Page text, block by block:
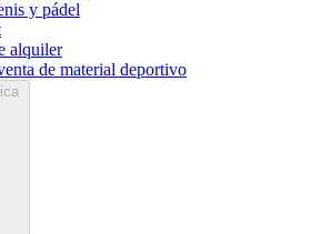
y pádel
alquiler
de material deportivo